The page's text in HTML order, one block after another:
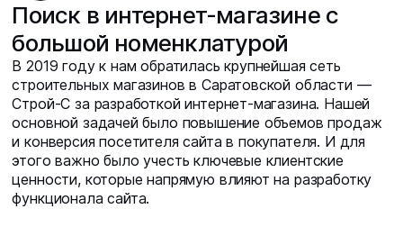
Поиск в интернет-магазине с
большой номенклатурой
В 2019 году к нам обратилась крупнейшая сеть
строительных магазинов в Саратовской области —
Строй-С за разработкой интернет-магазина. Нашей
основной задачей было повышение объемов продаж
и конверсия посетителя сайта в покупателя. И для
этого важно было учесть ключевые клиентские
ценности, которые напрямую влияют на разработку
функционала сайта.